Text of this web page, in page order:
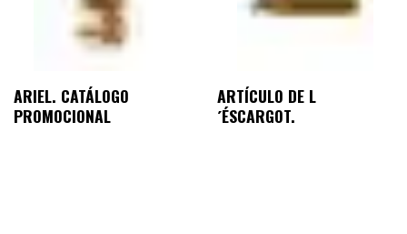
ARIEL. CATÁLOGO
PROMOCIONAL
ARTÍCULO DE L
´ÉSCARGOT.